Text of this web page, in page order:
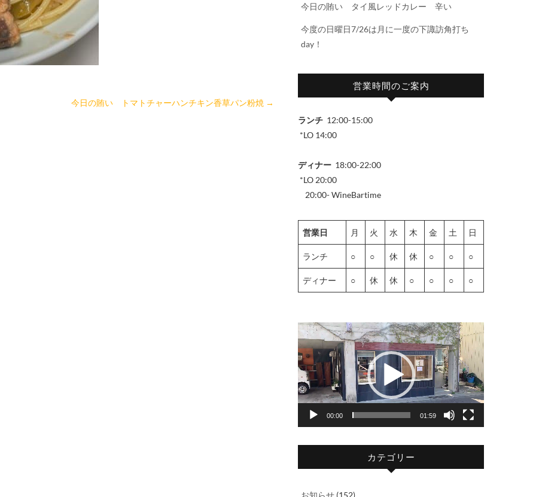
今日の賄い トマトチャーハンチキン香草パン粉焼 →
今日の賄い タイ風レッドカレー 辛い
今度の日曜日7/26は月に一度の下諏訪角打ち
day！
営業時間のご案内
ランチ 12:00-15:00
*LO 14:00
ディナー 18:00-22:00
*LO 20:00
20:00- WineBartime
営業日 月 火 水 木 金 土 日
ランチ ○ ○ 休 休 ○ ○ ○
ディナー ○ 休 休 ○ ○ ○ ○
動
画
プ
レ
ー
ヤ
00:00 01:59
カテゴリー
お知らせ (152)